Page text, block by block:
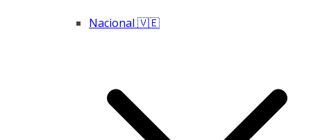
Nacional 🇻🇪